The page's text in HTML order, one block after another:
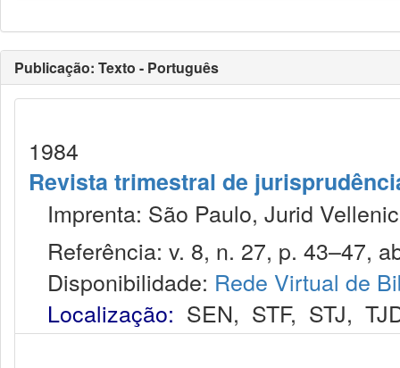
Publicação: Texto - Português
1984
Revista trimestral de
Imprenta: São Paulo, Jurid
Referência: v. 8, n. 27, p. 43–47,
Disponibilidade: Rede Virtual de
Localização: SEN, STF, STJ,